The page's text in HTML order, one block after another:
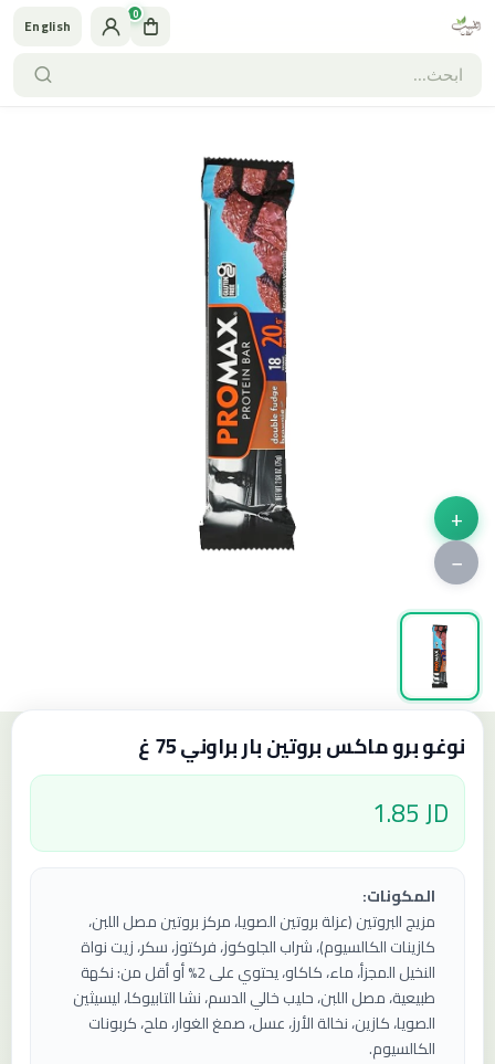
0
English
+
−
نوغو برو ماكس بروتين بار براوني 75 غ
1.85 JD
المكونات:
مزيج البروتين (عزلة بروتين الصويا، مركز بروتين مصل اللبن،
كازينات الكالسيوم)، شراب الجلوكوز، فركتوز، سكر، زيت نواة
النخيل المجزأ، ماء، كاكاو، يحتوي على 2% أو أقل من: نكهة
طبيعية، مصل اللبن، حليب خالي الدسم، نشا التابيوكا، ليسيثين
الصويا، كازين، نخالة الأرز، عسل، صمغ الغوار، ملح، كربونات
الكالسيوم.